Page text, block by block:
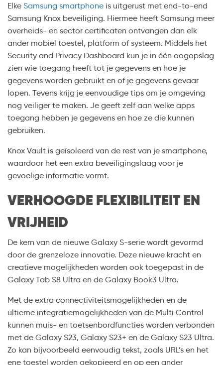
Elke Samsung smartphone is uitgerust met end-to-end
Samsung Knox beveiliging. Hiermee heeft Samsung meer
overheids- en sector certificaten ontvangen dan elk
ander mobiel toestel, platform of systeem. Middels het
Security and Privacy Dashboard kun je in één oogopslag
zien wie toegang heeft tot je gegevens en hoe je
gegevens worden gebruikt en of je gegevens gevaar
lopen. Tevens krijg je eenvoudige tips om je omgeving
nog veiliger te maken. Je geeft zelf aan welke apps
toegang hebben je gegevens en hoe ze die kunnen
gebruiken.
Knox Vault is geïsoleerd van de rest van je smartphone,
waardoor het een extra beveiligingslaag voor je
gevoelige informatie vormt.
VERHOOGDE FLEXIBILITEIT EN
VRIJHEID
De kern van de nieuwe Galaxy S-serie wordt gevormd
door de grenzeloze innovatie. Deze nieuwe kracht en
creatieve mogelijkheden worden ook toegepast in de
Galaxy Tab S8 Ultra en de Galaxy Book3 Ultra.
Met de extra connectiviteitsmogelijkheden en de
ultieme integratiemogelijkheden van de Multi Control
kunnen muis- en toetsenbordfuncties worden verbonden
met de Galaxy S23, Galaxy S23+ en de Galaxy S23 Ultra.
Zo kan bijvoorbeeld eenvoudig tekst, zoals URL’s en het
ene toestel worden gekopieerd en op een ander